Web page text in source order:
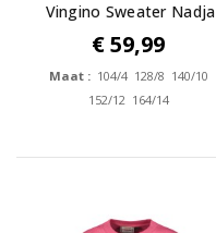
Vingino Sweater Nadja
€ 59,99
Maat : 104/4 128/8 140/10
152/12 164/14